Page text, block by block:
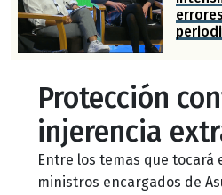
Protección
injerencia
Entre los temas que tocará
ministros encargados de